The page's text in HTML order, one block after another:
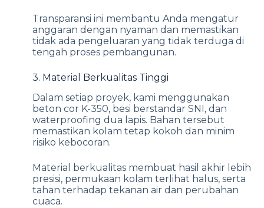
Transparansi ini membantu Anda mengatur
anggaran dengan nyaman dan memastikan
tidak ada pengeluaran yang tidak terduga di
tengah proses pembangunan.
3. Material Berkualitas Tinggi
Dalam setiap proyek, kami menggunakan
beton cor K-350, besi berstandar SNI, dan
waterproofing dua lapis. Bahan tersebut
memastikan kolam tetap kokoh dan minim
risiko kebocoran.
Material berkualitas membuat hasil akhir lebih
presisi, permukaan kolam terlihat halus, serta
tahan terhadap tekanan air dan perubahan
cuaca.